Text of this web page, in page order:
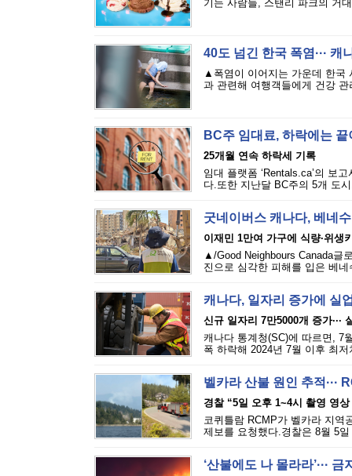
기는 사람들, 스탠리 파크의 거
40도 넘긴 한국 폭염···
▲폭염이 이어지는 가운데 한국
과 관련해 여행객들에게 건강
BC주 임대료, 하락에는
25개월 연속 하락세 기록
임대 플랫폼 ‘Rentals.ca’의 보
다.또한 지난달 BC주의 5개 도
굿네이버스 캐나다, 베네
이재민 1만여 가구에 식량·위생
▲/Good Neighbours Canada글
진으로 심각한 피해를 입은 베
캐나다, 일자리 증가에 실
신규 일자리 7만5000개 증가···
캐나다 통계청(SC)에 따르면, 7
폭 하락해 2024년 7월 이후 최
벨카라 산불 원인 추적···
경찰 “5일 오후 1~4시 촬영 영상
코퀴틀람 RCMP가 벨카라 지역
제보를 요청했다.경찰은 8월 5
‘산불에도 나 몰라라’···